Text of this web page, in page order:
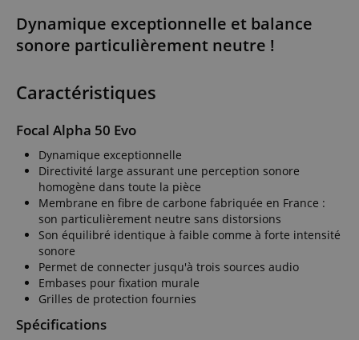
Dynamique exceptionnelle et balance
sonore particulièrement neutre !
Caractéristiques
Focal Alpha 50 Evo
Dynamique exceptionnelle
Directivité large assurant une perception sonore
homogène dans toute la pièce
Membrane en fibre de carbone fabriquée en France :
son particulièrement neutre sans distorsions
Son équilibré identique à faible comme à forte intensité
sonore
Permet de connecter jusqu'à trois sources audio
Embases pour fixation murale
Grilles de protection fournies
Spécifications